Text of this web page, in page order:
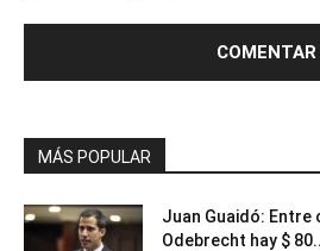
MÁS POPULAR
Juan Guaidó: Entre
Odebrecht hay $